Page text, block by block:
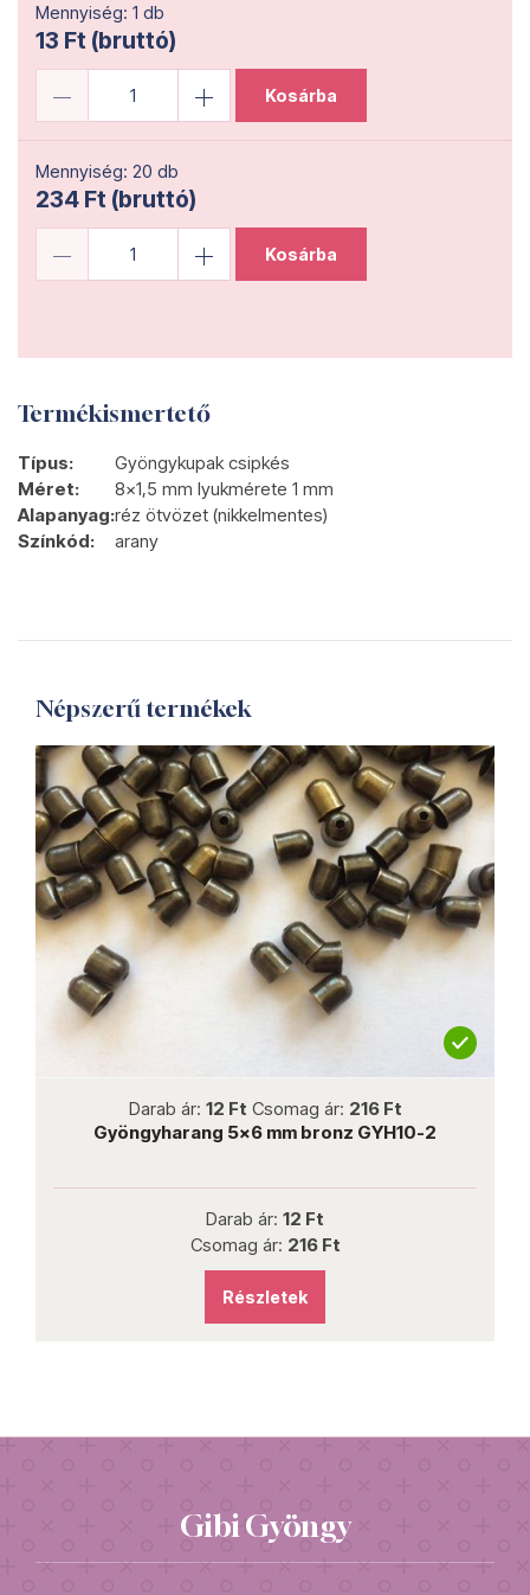
Mennyiség: 1 db
13 Ft (bruttó)
Kosárba
Mennyiség: 20 db
234 Ft (bruttó)
Kosárba
Termékismertető
Típus:
Gyöngykupak csipkés
Méret:
8x1,5 mm lyukmérete 1 mm
Alapanyag:réz ötvözet (nikkelmentes)
Színkód:
arany
Népszerű termékek
Darab ár: 12 Ft Csomag ár: 216 Ft
Gyöngyharang 5x6 mm bronz GYH10-2
Darab ár: 12 Ft
Csomag ár: 216 Ft
Részletek
Gibi Gyöngy